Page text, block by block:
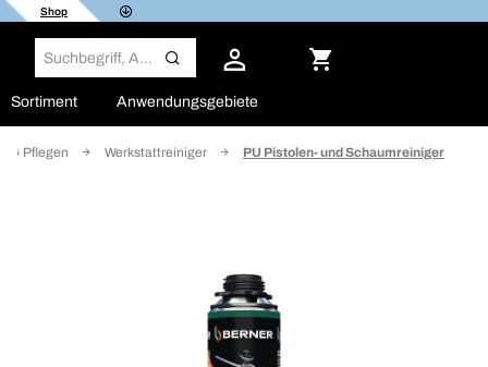
Shop
Sortiment Anwendungsgebiete
& Pflegen Werkstattreiniger PU Pistolen- und Schaumreiniger